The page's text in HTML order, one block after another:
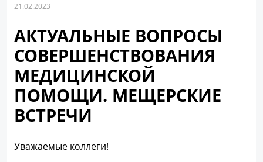
21.02.2023
АКТУАЛЬНЫЕ ВОПРОСЫ
СОВЕРШЕНСТВОВАНИЯ
МЕДИЦИНСКОЙ
ПОМОЩИ. МЕЩЕРСКИЕ
ВСТРЕЧИ
Уважаемые коллеги!